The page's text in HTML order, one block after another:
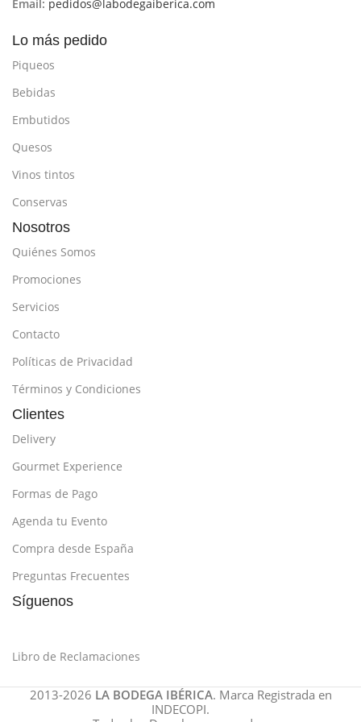
fruta madura, confituras y
finos toques a madera.
amplio con un magnífico nivel
estructurado y con un final
🍽️ Maridaje y Servicio
acompañante para carnes rojas
quesos curados.
Temperatura de servicio:
Email: pedidos@labodegaiberica.com
Lo más pedido
Piqueos
Bebidas
Embutidos
Quesos
Vinos tintos
Conservas
Nosotros
Quiénes Somos
Promociones
Servicios
Contacto
Políticas de Privacidad
Términos y Condiciones
Clientes
Delivery
Gourmet Experience
Formas de Pago
Agenda tu Evento
Compra desde España
Preguntas Frecuentes
Síguenos
Libro de Reclamaciones
2013-2026 LA BODEGA IBÉRICA. Marca Registrada en
INDECOPI.